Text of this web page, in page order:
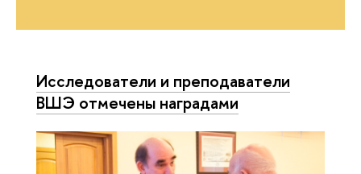
Исследователи и преподаватели
ВШЭ отмечены наградами